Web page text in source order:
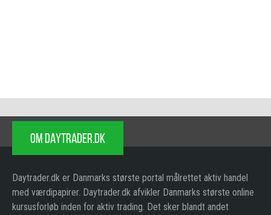
OM DAYTRADER.DK
Daytrader.dk er Danmarks største portal målrettet aktiv handel
med værdipapirer. Daytrader.dk afvikler Danmarks største online
kursusforløb inden for aktiv trading. Det sker blandt andet